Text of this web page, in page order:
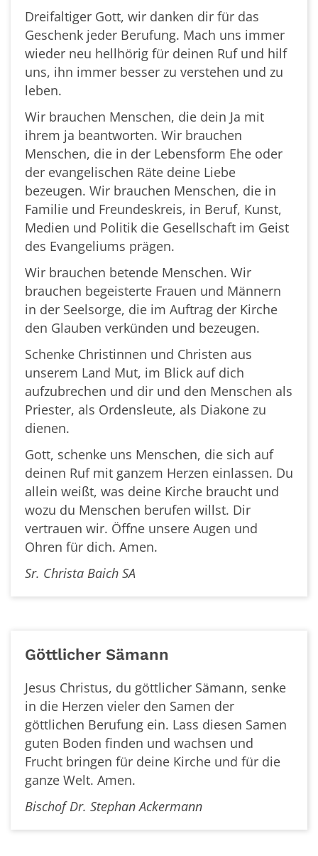
Dreifaltiger Gott, wir danken dir für das
Geschenk jeder Berufung. Mach uns immer
wieder neu hellhörig für deinen Ruf und hilf
uns, ihn immer besser zu verstehen und zu
leben.
Wir brauchen Menschen, die dein Ja mit
ihrem ja beantworten. Wir brauchen
Menschen, die in der Lebensform Ehe oder
der evangelischen Räte deine Liebe
bezeugen. Wir brauchen Menschen, die in
Familie und Freundeskreis, in Beruf, Kunst,
Medien und Politik die Gesellschaft im Geist
des Evangeliums prägen.
Wir brauchen betende Menschen. Wir
brauchen begeisterte Frauen und Männern
in der Seelsorge, die im Auftrag der Kirche
den Glauben verkünden und bezeugen.
Schenke Christinnen und Christen aus
unserem Land Mut, im Blick auf dich
aufzubrechen und dir und den Menschen als
Priester, als Ordensleute, als Diakone zu
dienen.
Gott, schenke uns Menschen, die sich auf
deinen Ruf mit ganzem Herzen einlassen. Du
allein weißt, was deine Kirche braucht und
wozu du Menschen berufen willst. Dir
vertrauen wir. Öffne unsere Augen und
Ohren für dich. Amen.
Sr. Christa Baich SA
Göttlicher Sämann
Jesus Christus, du göttlicher Sämann, senke
in die Herzen vieler den Samen der
göttlichen Berufung ein. Lass diesen Samen
guten Boden finden und wachsen und
Frucht bringen für deine Kirche und für die
ganze Welt. Amen.
Bischof Dr. Stephan Ackermann